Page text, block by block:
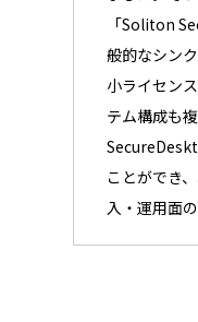
「Soliton
般的なシン
小ライセン
テム構成も
ことができ
入・運用面